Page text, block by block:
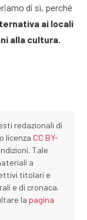
di sì, perché
ai locali
alla cultura.
redazionali di
licenza CC BY-
Tale
a
titolari e
e di cronaca.
la pagina